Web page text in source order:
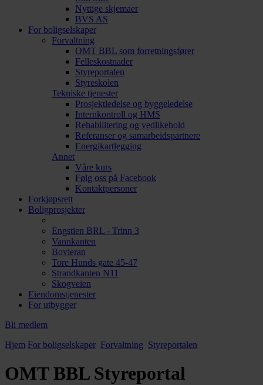
Nyttige skjemaer
BVS AS
For boligselskaper
Forvaltning
OMT BBL som forretningsfører
Felleskostnader
Styreportalen
Styreskolen
Tekniske tjenester
Prosjektledelse og byggeledelse
Internkontroll og HMS
Rehabilitering og vedlikehold
Referanser og samarbeidspartnere
Energikartlegging
Annet
Våre kurs
Følg oss på Facebook
Kontaktpersoner
Forkjøpsrett
Boligprosjekter
Engstien BRL - Trinn 3
Vannkanten
Bovieran
Tore Hunds gate 45-47
Strandkanten N11
Skogveien
Eiendomstjenester
For utbygger
Bli medlem
Hjem For boligselskaper Forvaltning Styreportalen
OMT BBL Styreportal